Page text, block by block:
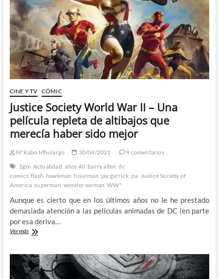
CINE Y TV CÓMIC
Justice Society World War II – Una
película repleta de altibajos que
merecía haber sido mejor
M'Rabo Mhulargo 30/04/2021
9 comentarios
2gm Actualidad años 40 barry allen dc
comics flash hawkman hourman jay garrick jsa Justice Society of
America superman wonder woman WW"
Aunque es cierto que en los últimos años no le he prestado
demasiada atención a las películas animadas de DC (en parte
por esa deriva…
Ver másJustice
War
II
–